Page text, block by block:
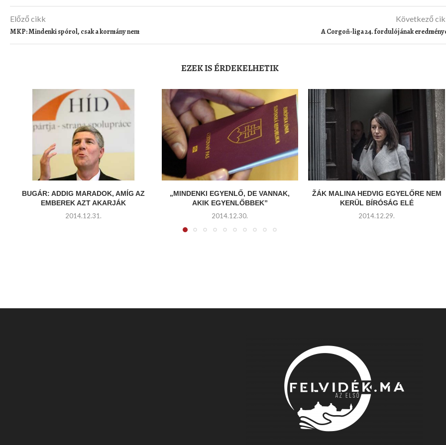
Előző cikk
MKP: Mindenki spórol, csak a kormány nem
Következő
A Corgoň-liga 24. fordulójának
EZEK IS ÉRDEKELHETIK
BUGÁR: ADDIG MARADOK, AMÍG AZ
EMBEREK AZT AKARJÁK
2014.12.31.
„MINDENKI EGYENLŐ, DE VANNAK,
AKIK EGYENLŐBBEK”
2014.12.30.
ŽÁK MALINA HEDVIG EGYELŐRE NEM
KERÜL BÍRÓSÁG ELÉ
2014.12.29.